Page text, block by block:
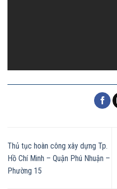
Thủ tục hoàn công xây dựng Tp.
Hồ Chí Minh – Quận Phú Nhuận –
Phường 15